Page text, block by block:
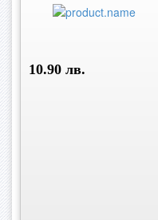
10.90 лв.